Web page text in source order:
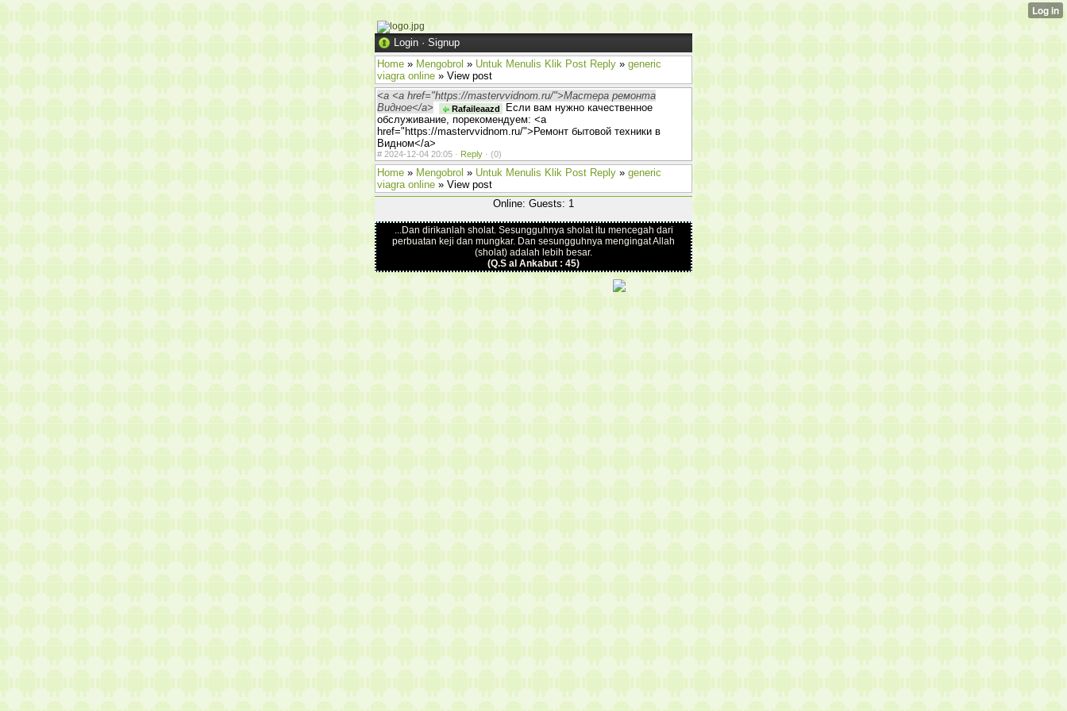
Login · Signup
Home » Mengobrol » Untuk Menulis Klik Post Reply » generic
viagra online » View post
<a <a href="https://mastervvidnom.ru/">Мастера ремонта
Видное</a>
Rafaileaazd
Если вам нужно качественное
обслуживание, порекомендуем: <a
href="https://mastervvidnom.ru/">Ремонт бытовой техники в
Видном</a>
# 2024-12-04 20:05 · Reply · (0)
Home » Mengobrol » Untuk Menulis Klik Post Reply » generic
viagra online » View post
Online: Guests: 1
...Dan dirikanlah sholat. Sesungguhnya sholat itu mencegah dari
perbuatan keji dan mungkar. Dan sesungguhnya mengingat Allah
(sholat) adalah lebih besar.
(Q.S al Ankabut : 45)